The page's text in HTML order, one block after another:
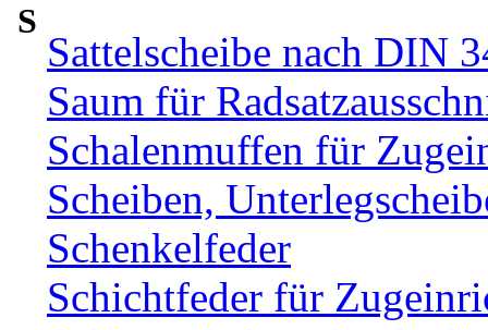
S
Sattelscheibe nach DIN
Saum für
Schalenmuffen für
Scheiben,
Schenkelfeder
Schichtfeder für